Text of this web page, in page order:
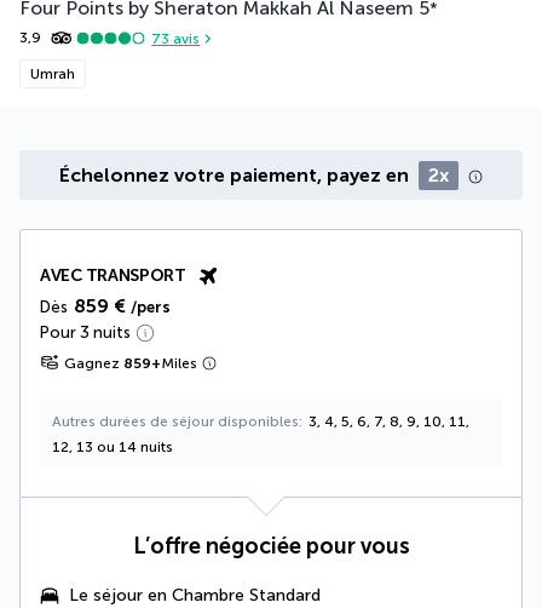
Four Points by Sheraton Makkah Al Naseem 5*
3,9 73 avis
Umrah
Échelonnez votre paiement, payez en 2x
AVEC TRANSPORT
Dès 859 € /pers
Pour 3 nuits
Gagnez 859+Miles
Autres durées de séjour disponibles
3, 4, 5, 6, 7, 8, 9, 10, 11,
12, 13 ou 14 nuits
L’offre négociée pour vous
Le séjour en Chambre Standard